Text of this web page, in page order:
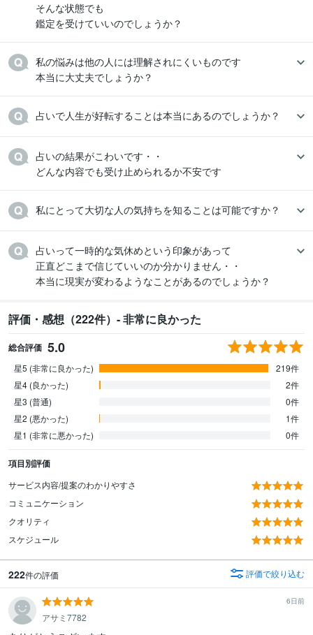
そんな状態でも
鑑定を受けていいのでしょうか？
私の悩みは他の人には理解されにくいものです
本当に大丈夫でしょうか？
占いで人生が好転することは本当にあるのでしょうか？
占いの結果がこわいです・・
どんな内容でも受け止められるか不安です
私にとって大切な人の気持ちを知ることは可能ですか？
占いって一時的な気休めという印象があって
正直どこまで信じていいのか分かりません・・
本当に現実が変わるようなことがあるのでしょうか？
評価・感想（222件）- 非常に良かった
総合評価 5.0
星5 (非常に良かった)
219件
星4 (良かった)
2件
星3 (普通)
0件
星2 (悪かった)
1件
星1 (非常に悪かった)
0件
項目別評価
サービス内容/提案のわかりやすさ
コミュニケーション
クオリティ
スケジュール
222件の評価 評価で絞り込む
6日前
アサミ7782